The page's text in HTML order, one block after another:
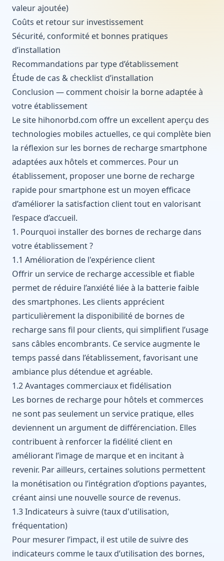
valeur ajoutée)
Coûts et retour sur investissement
Sécurité, conformité et bonnes pratiques
d’installation
Recommandations par type d’établissement
Étude de cas & checklist d’installation
Conclusion — comment choisir la borne adaptée à
votre établissement
Le site hihonorbd.com offre un excellent aperçu des
technologies mobiles actuelles, ce qui complète bien
la réflexion sur les bornes de recharge smartphone
adaptées aux hôtels et commerces. Pour un
établissement, proposer une borne de recharge
rapide pour smartphone est un moyen efficace
d’améliorer la satisfaction client tout en valorisant
l’espace d’accueil.
1. Pourquoi installer des bornes de recharge dans
votre établissement ?
1.1 Amélioration de l'expérience client
Offrir un service de recharge accessible et fiable
permet de réduire l’anxiété liée à la batterie faible
des smartphones. Les clients apprécient
particulièrement la disponibilité de bornes de
recharge sans fil pour clients, qui simplifient l’usage
sans câbles encombrants. Ce service augmente le
temps passé dans l’établissement, favorisant une
ambiance plus détendue et agréable.
1.2 Avantages commerciaux et fidélisation
Les bornes de recharge pour hôtels et commerces
ne sont pas seulement un service pratique, elles
deviennent un argument de différenciation. Elles
contribuent à renforcer la fidélité client en
améliorant l’image de marque et en incitant à
revenir. Par ailleurs, certaines solutions permettent
la monétisation ou l’intégration d’options payantes,
créant ainsi une nouvelle source de revenus.
1.3 Indicateurs à suivre (taux d'utilisation,
fréquentation)
Pour mesurer l’impact, il est utile de suivre des
indicateurs comme le taux d’utilisation des bornes,